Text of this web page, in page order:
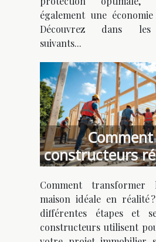
également une
Découvrez dans les
suivants...
constructeurs
votre maison
Comment
maison idéale en réalité
différentes étapes et
constructeurs utilisent